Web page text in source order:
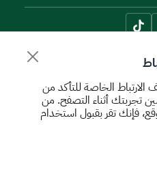
الخاصة للتأكد من
تجربتك أثناء التصفح. من
فإنك تقر بقبول استخدام